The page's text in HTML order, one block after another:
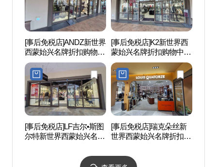
[事后免税店]ANDZ新世界
西蒙始兴名牌折扣购物中
心(앤드지 신세계사이먼
프리미엄아울렛 시흥점)
[事后免税店]K2新世界西
蒙始兴名牌折扣购物中心
(K2 신세계사이먼프리미
엄아울렛 시흥점)
[事后免税店]LF吉尔•斯图
尔特新世界西蒙始兴名牌
트 신세계사이먼프리미
[事后免税店]瑞克朵丝新
世界西蒙始兴名牌折扣购
계사이먼프리미엄아울렛
시흥점)